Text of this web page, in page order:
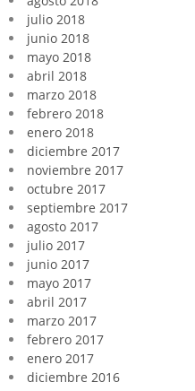
julio 2018
junio 2018
mayo 2018
abril 2018
marzo 2018
febrero 2018
enero 2018
diciembre 2017
noviembre 2017
octubre 2017
septiembre 2017
agosto 2017
julio 2017
junio 2017
mayo 2017
abril 2017
marzo 2017
febrero 2017
enero 2017
diciembre 2016